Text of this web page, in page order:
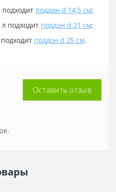
поддон d 14,5 см;
подходит поддон d 21 см;
поддон d 25 см.
Оставить отзыв